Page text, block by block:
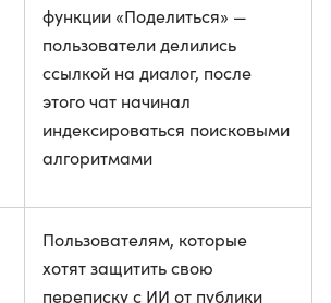
функции «Поделиться» —
пользователи делились
ссылкой на диалог, после
этого чат начинал
индексироваться поисковыми
алгоритмами
Пользователям, которые
хотят защитить свою
переписку с ИИ от публики